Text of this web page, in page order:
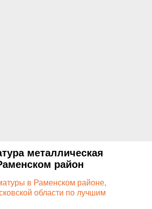
металлическая
район
в Раменском районе,
области по лучшим